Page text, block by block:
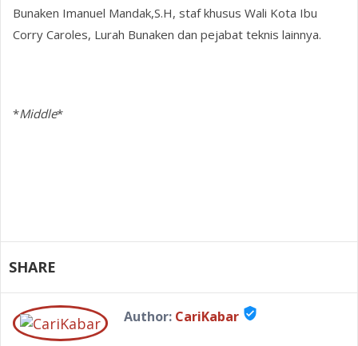
Bunaken Imanuel Mandak,S.H, staf khusus Wali Kota Ibu
Corry Caroles, Lurah Bunaken dan pejabat teknis lainnya.
*Middle*
SHARE
Author: CariKabar verified_user